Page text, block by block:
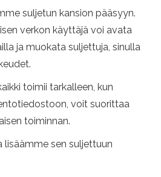
suljetun kansion pääsyyn.
verkon käyttäjä voi avata
ja muokata suljettuja, sinulla
toimii tarkalleen, kun
voit suorittaa
toiminnan.
lisäämme sen suljettuun